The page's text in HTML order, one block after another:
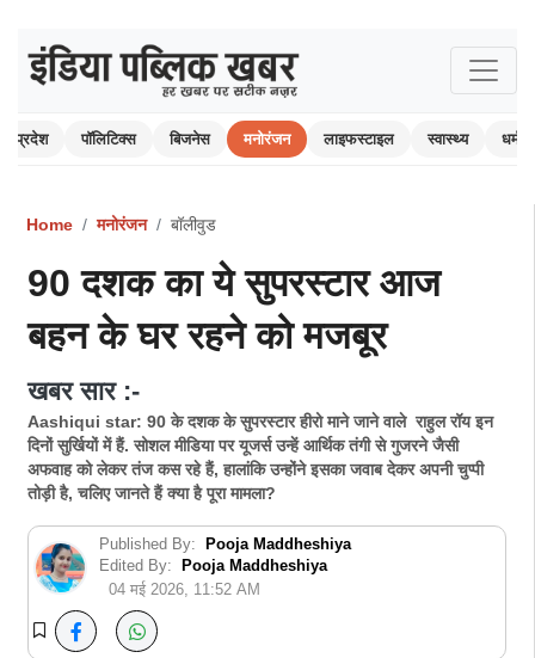
प्रदेश पॉलिटिक्स बिजनेस मनोरंजन लाइफस्टाइल स्वास्थ्य धर्म-
Home मनोरंजन बॉलीवुड
90 दशक का ये सुपरस्टार आज
बहन के घर रहने को मजबूर
खबर सार :-
Aashiqui star: 90 के दशक के सुपरस्टार हीरो माने जाने वाले राहुल रॉय इन
दिनों सुर्खियों में हैं. सोशल मीडिया पर यूजर्स उन्हें आर्थिक तंगी से गुजरने जैसी
अफवाह को लेकर तंज कस रहे हैं, हालांकि उन्होंने इसका जवाब देकर अपनी चुप्पी
तोड़ी है, चलिए जानते हैं क्या है पूरा मामला?
Published By:
Pooja Maddheshiya
Edited By:
Pooja Maddheshiya
04 मई 2026, 11:52 AM